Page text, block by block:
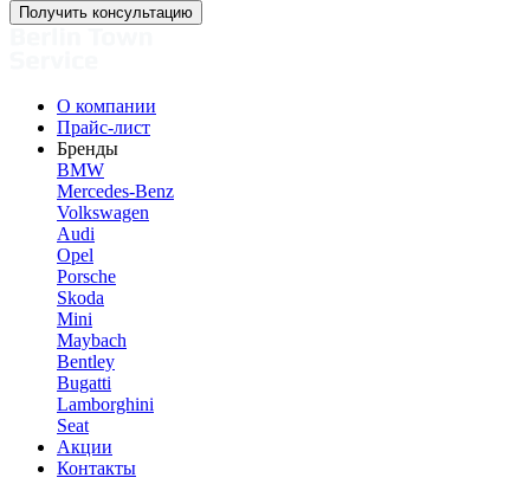
Получить консультацию
О компании
Прайс-лист
Бренды
BMW
Mercedes-Benz
Volkswagen
Audi
Opel
Porsche
Skoda
Mini
Maybach
Bentley
Bugatti
Lamborghini
Seat
Акции
Контакты